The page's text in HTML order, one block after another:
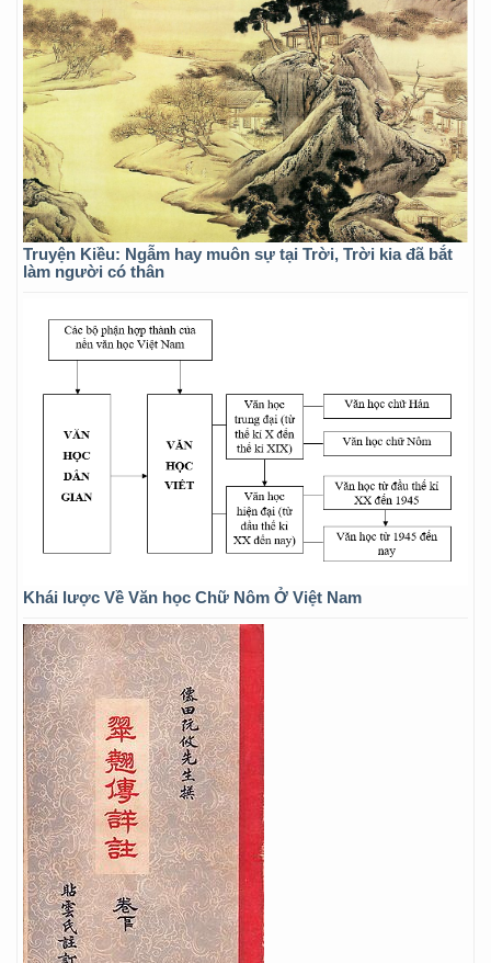
Truyện Kiều: Ngẫm hay muôn sự tại Trời, Trời kia đã bắt
làm người có thân
Khái lược Về Văn học Chữ Nôm Ở Việt Nam